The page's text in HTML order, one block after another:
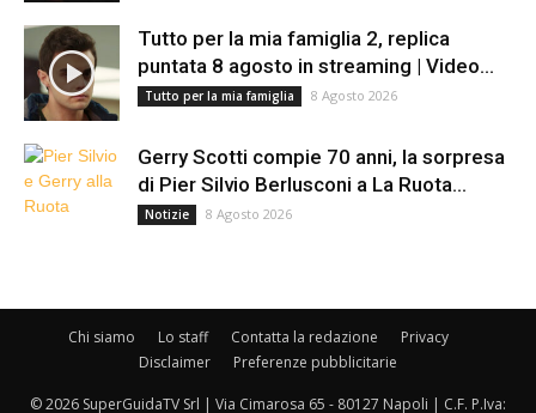
Tutto per la mia famiglia 2, replica
puntata 8 agosto in streaming | Video...
Tutto per la mia famiglia 8 Agosto 2026
Gerry Scotti compie 70 anni, la sorpresa
di Pier Silvio Berlusconi a La Ruota...
Notizie 8 Agosto 2026
Chi siamo Lo staff Contatta la redazione
Privacy
Disclaimer
Preferenze pubblicitarie
© 2026 SuperGuidaTV Srl | Via Cimarosa 65 - 80127 Napoli | C.F. P.Iva: